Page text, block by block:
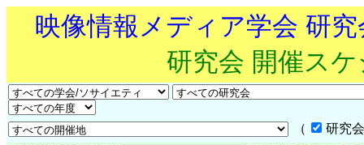
映像情報メディア学会 研
研究会 開催ス
（
研究